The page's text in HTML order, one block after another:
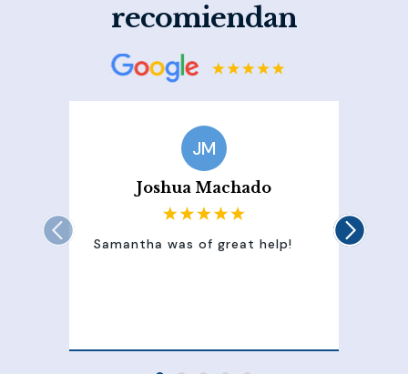
recomiendan
JM
Joshua Machado
Samantha was of great help!